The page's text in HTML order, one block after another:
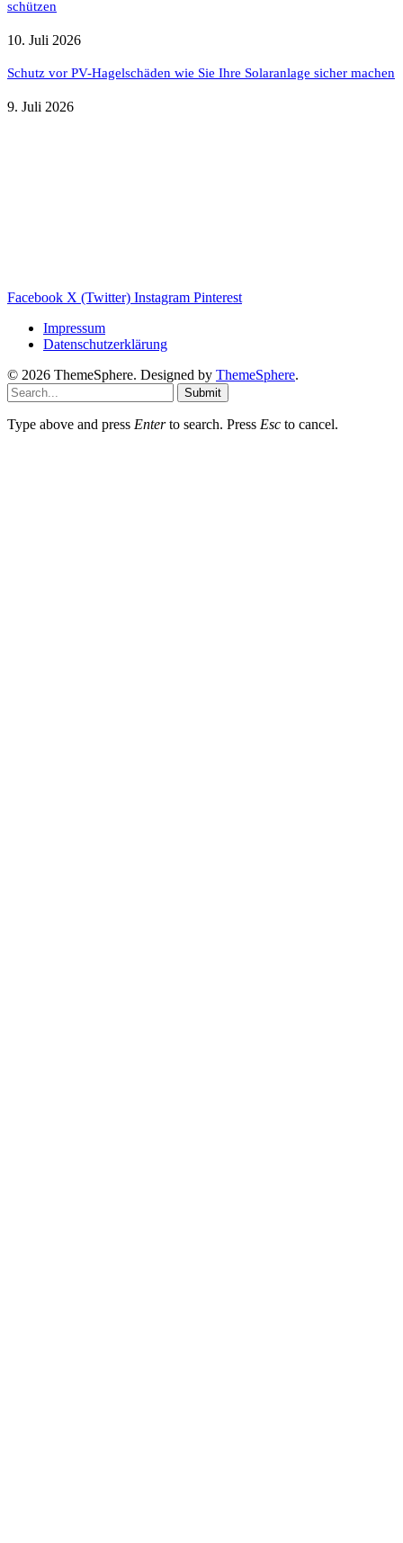
schützen
10. Juli 2026
Schutz vor PV-Hagelschäden wie Sie Ihre Solaranlage sicher machen
9. Juli 2026
Facebook X (Twitter) Instagram Pinterest
Impressum
Datenschutzerklärung
© 2026 ThemeSphere. Designed by ThemeSphere.
Submit
Type above and press Enterto search. Press Esc to cancel.